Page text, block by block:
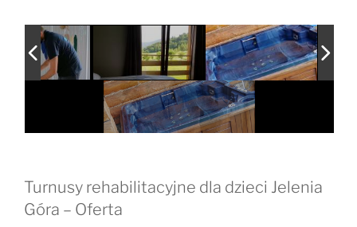
Turnusy rehabilitacyjne dla dzieci Jelenia
Góra – Oferta